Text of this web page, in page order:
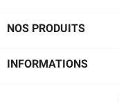
NOS PRODUITS
INFORMATIONS